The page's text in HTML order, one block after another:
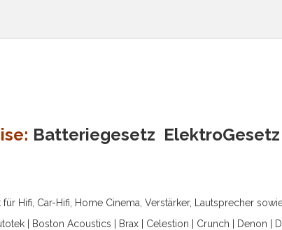
Batteriegesetz ElektroGesetz
Hifi, Car-Hifi, Home Cinema, Verstärker, Lautsprecher
Boston Acoustics Brax Celestion Crunch Denon